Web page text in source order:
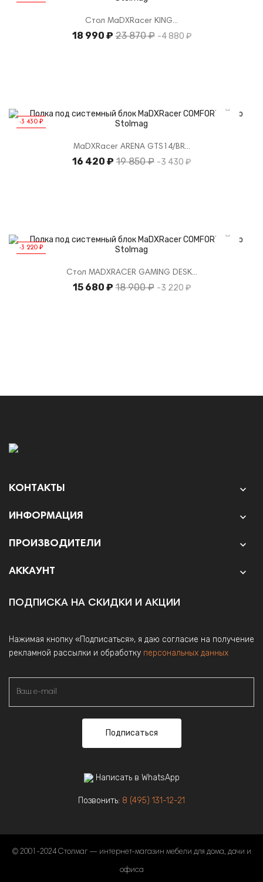
Стол MaDXRacer KING...
18 990 ₽ Базовая
23 870 ₽ -4 880 ₽
MaDXRacer ARENA GTS14/BR...
16 420 ₽ Базовая
19 850 ₽ -3 430 ₽
-3 430 ₽
Стол MADXRACER GAMING DESK...
15 680 ₽ Базовая
18 900 ₽ -3 220 ₽
-3 220 ₽
КОНТАКТЫ 
ИНФОРМАЦИЯ 
ПРОИЗВОДИТЕЛИ 
АККАУНТ 
ПОДПИСКА НА СКИДКИ И АКЦИИ
Нажимая кнопку «Подписаться», я даю согласие на получение
рекламной рассылки и обработку персональных данных
Подписаться
Написать в WhatsApp
Позвонить: 8 (495) 131-12-21
© 2001-2024 Столмаг — интернет-магазин мебели для дома, дачи и
офиса